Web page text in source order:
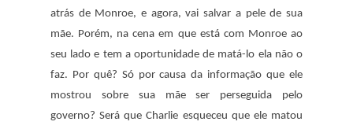
atrás de Monroe, e agora, vai salvar a pele de sua
mãe. Porém, na cena em que está com Monroe ao
seu lado e tem a oportunidade de matá-lo ela não o
faz. Por quê? Só por causa da informação que ele
mostrou sobre sua mãe ser perseguida pelo
governo? Será que Charlie esqueceu que ele matou